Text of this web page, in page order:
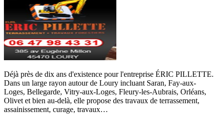
Déjà près de dix ans d'existence pour l'entreprise ÉRIC PILLETTE.
Dans un large rayon autour de Loury incluant Saran, Fay-aux-
Loges, Bellegarde, Vitry-aux-Loges, Fleury-les-Aubrais, Orléans,
Olivet et bien au-delà, elle propose des travaux de terrassement,
assainissement, curage, travaux…